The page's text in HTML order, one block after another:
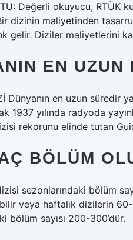
Değerli okuyucu, RTÜK
dizinin maliyetinden
gelir. Diziler maliyetlerini
EN
Dünyanın en uzun süredir
1937 yılında radyoda
rekorunu elinde tutan
BÖLÜM
sezonlarındaki bölüm
veya haftalık dizilerin
bölüm sayısı 200-300’dür.